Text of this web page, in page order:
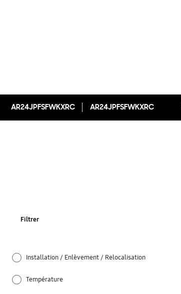
AR24JPFSFWKXRC AR24JPFSFWKXRC
Filtrer
Installation / Enlèvement / Relocalisation
Température